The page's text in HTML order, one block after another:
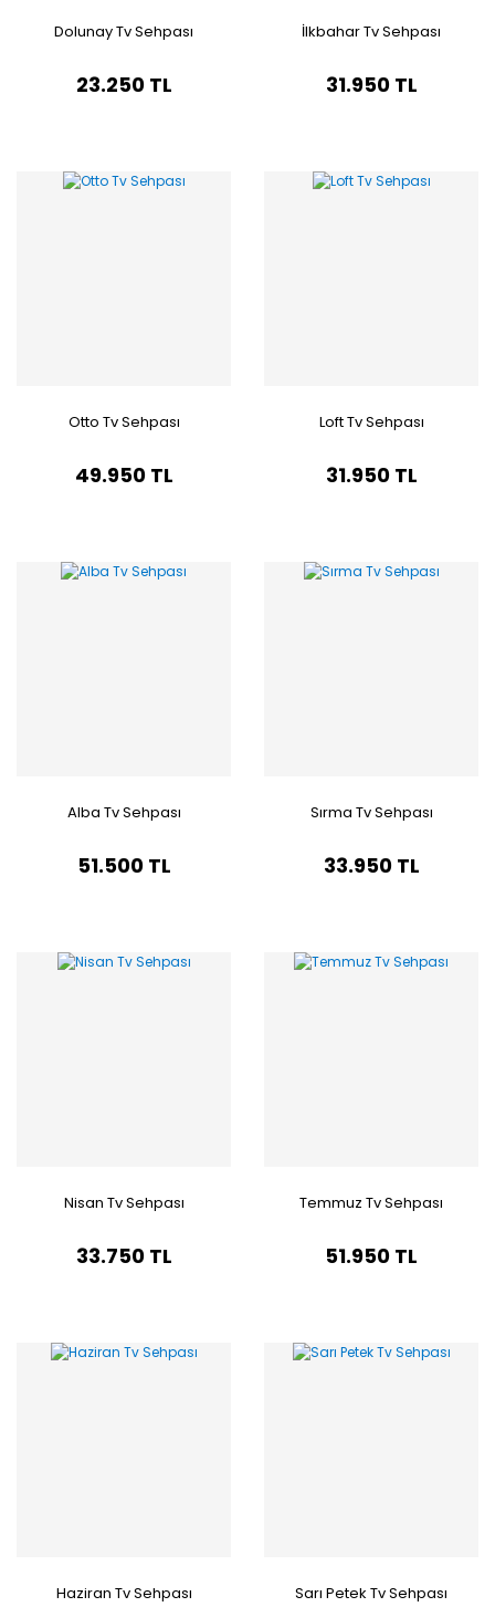
Dolunay Tv Sehpası
23.250 TL
İlkbahar Tv Sehpası
31.950 TL
Otto Tv Sehpası
49.950 TL
Loft Tv Sehpası
31.950 TL
Alba Tv Sehpası
51.500 TL
Sırma Tv Sehpası
33.950 TL
Nisan Tv Sehpası
33.750 TL
Temmuz Tv Sehpası
51.950 TL
Haziran Tv Sehpası Sarı Petek Tv Sehpası